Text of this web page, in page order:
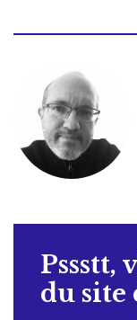
Pssstt,
du site